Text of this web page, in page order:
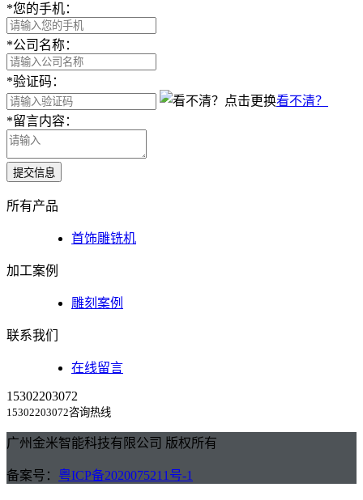
*您的手机：
*公司名称：
*验证码：
看不清？
*留言内容：
提交信息
所有产品
首饰雕铣机
加工案例
雕刻案例
联系我们
在线留言
15302203072
15302203072咨询热线
广州金米智能科技有限公司 版权所有
备案号： 粤ICP备2020075211号-1